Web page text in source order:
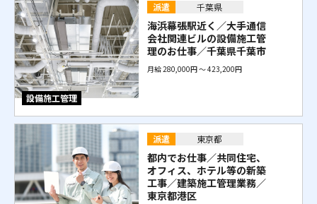
設備施工管理
派遣 千葉県
海浜幕張駅近く／大手通信
会社関連ビルの設備施工管
理のお仕事／千葉県千葉市
月給 280,000円 〜 423,200円
派遣 東京都
都内でお仕事／共同住宅、
オフィス、ホテル等の新築
工事／建築施工管理業務／
東京都港区